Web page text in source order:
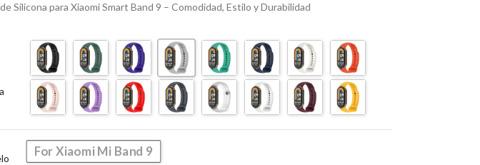
Silicona para Xiaomi Smart Band 9 – Comodidad, Estilo y Durabilidad
For Xiaomi Mi Band 9